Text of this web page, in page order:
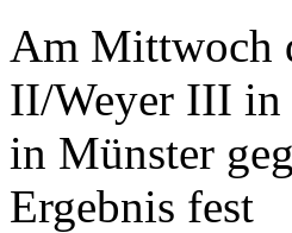
Am Mittwoch
II/Weyer III in
in Münster
Ergebnis fest